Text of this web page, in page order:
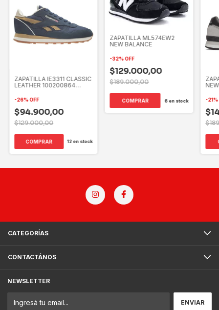
ZAPATILLA IE3311 CLASSIC
LEATHER 100200864
-26%OFF
$94.900,00
$129.000,00
COMPRAR 12en stock
ZAPATILLA ML574EW2
NEW BALANCE
-32%OFF
$129.000,00
$189.000,00
COMPRAR 6en stock -21%
CATEGORÍAS
CONTACTÁNOS
NEWSLETTER